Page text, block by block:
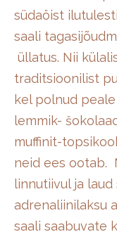
südaöist
saali
üllatus. Nii
traditsioonilist
kel polnud
lemmik-
muffinit-
neid ees ootab.
linnutiivul ja
adrenaliinilaksu
saali saabuvate